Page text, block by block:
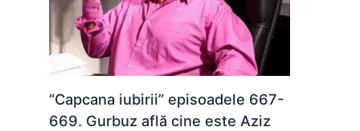
“Capcana iubirii” episoadele 667-
669. Gurbuz află cine este Aziz